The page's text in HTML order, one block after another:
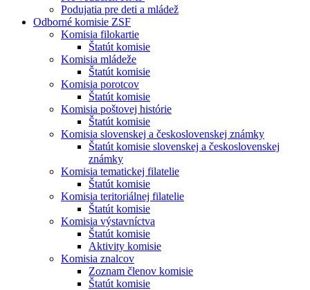
Podujatia pre deti a mládež
Odborné komisie ZSF
Komisia filokartie
Štatút komisie
Komisia mládeže
Štatút komisie
Komisia porotcov
Štatút komisie
Komisia poštovej histórie
Štatút komisie
Komisia slovenskej a československej známky
Štatút komisie slovenskej a československej
známky
Komisia tematickej filatelie
Štatút komisie
Komisia teritoriálnej filatelie
Štatút komisie
Komisia výstavníctva
Štatút komisie
Aktivity komisie
Komisia znalcov
Zoznam členov komisie
Štatút komisie